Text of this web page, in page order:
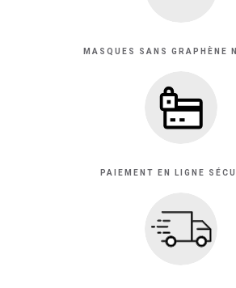
MASQUES SANS GRAPHÈNE
PAIEMENT EN LIGNE